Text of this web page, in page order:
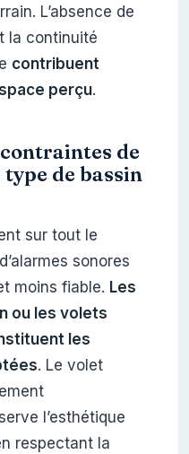
L’absence de
la continuité
contribuent
perçu.
de
de bassin
sur tout le
sonores
moins fiable. Les
ou les volets
les
. Le volet
l’esthétique
respectant la